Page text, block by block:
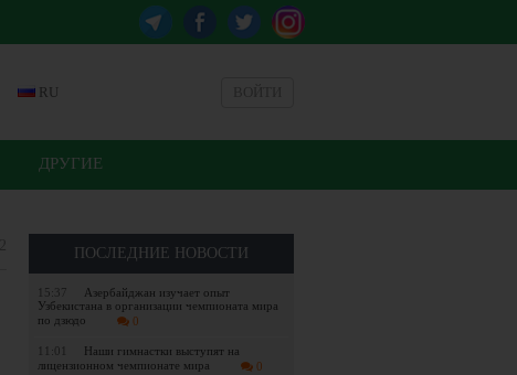
RU
ДРУГИЕ
ПОСЛЕДНИЕ НОВОСТИ
15:37
Азербайджан изучает опыт
Узбекистана в организации чемпионата мира
по дзюдо
0
11:01
Наши гимнастки выступят на
лицензионном чемпионате мира
0